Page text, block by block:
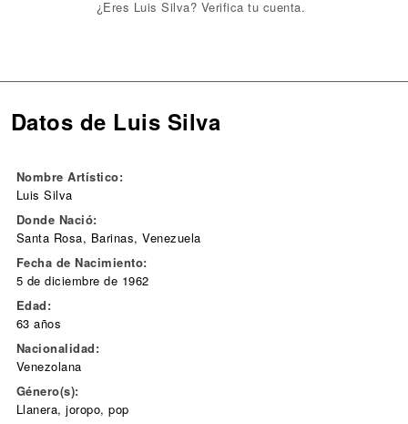
¿Eres Luis Silva? Verifica tu cuenta.
Datos de Luis Silva
Nombre Artístico:
Luis Silva
Donde Nació:
Santa Rosa, Barinas, Venezuela
Fecha de Nacimiento:
5 de diciembre de 1962
Edad:
63 años
Nacionalidad:
Venezolana
Género(s):
Llanera, joropo, pop